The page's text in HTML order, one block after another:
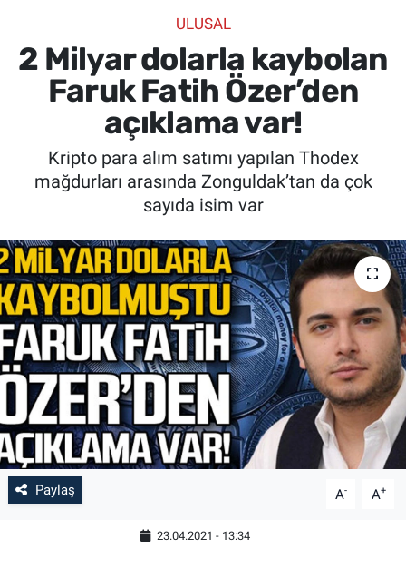
ULUSAL
2 Milyar dolarla kaybolan
Faruk Fatih Özer’den
açıklama var!
Kripto para alım satımı yapılan Thodex
mağdurları arasında Zonguldak’tan da çok
sayıda isim var
Paylaş A- A+
23.04.2021 - 13:34
SPOR